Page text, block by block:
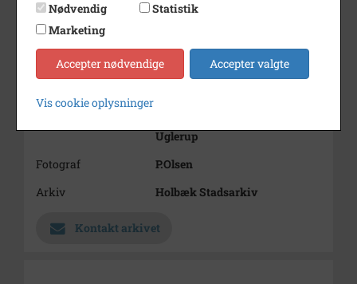
Nummer
B953
Uglerup
Fotograf
P.Olsen
Arkiv
Holbæk Stadsarkiv
Kontakt arkivet
Nødvendig
Statistik
Marketing
Accepter nødvendige Accepter valgte
Vis cookie oplysninger